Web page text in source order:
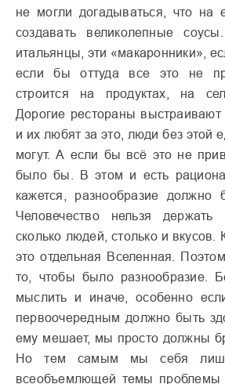
не могли догадываться, что на
создавать великолепные
итальянцы, эти «макаронники»,
если бы оттуда все это не
строится на продуктах, на
Дорогие рестораны выстраивают
и их любят за это, люди без этой
могут. А если бы всё это не
было бы. В этом и есть
кажется, разнообразие должно
Человечество нельзя
сколько людей, столько и
это отдельная Вселенная.
то, чтобы было разнообразие.
мыслить и иначе, особенно
первоочередным должно быть
ему мешает, мы просто должны
Но тем самым мы себя
всеобъемлющей темы